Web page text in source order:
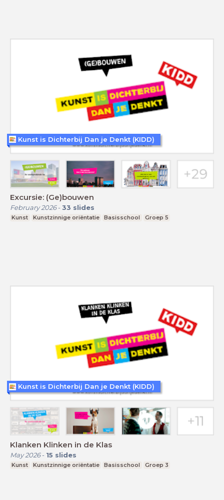
Excursie: (Ge)bouwen
February 2026- 33 slides
Kunst Kunstzinnige oriëntatie Basisschool Groep 5
Kunst is Dichterbij Dan je Denkt (KIDD)
Klanken Klinken in de Klas
May 2026- 15 slides
Kunst Kunstzinnige oriëntatie Basisschool Groep 3
Kunst is Dichterbij Dan je Denkt (KIDD)